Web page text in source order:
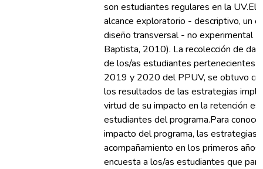
son estudiantes regulares en la UV.El
alcance exploratorio - descriptivo, un
diseño transversal - no experimental
Baptista, 2010). La recolección de
de los/as estudiantes pertenecientes
2019 y 2020 del PPUV, se obtuvo
los resultados de las estrategias
virtud de su impacto en la retención
estudiantes del programa.Para
impacto del programa, las estrategias
acompañamiento en los primeros años
encuesta a los/as estudiantes que